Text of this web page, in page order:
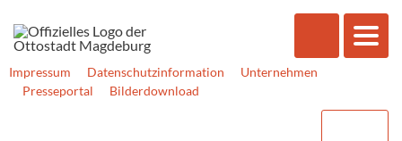
Impressum Datenschutzinformation
Unternehmen
Presseportal
Bilderdownload